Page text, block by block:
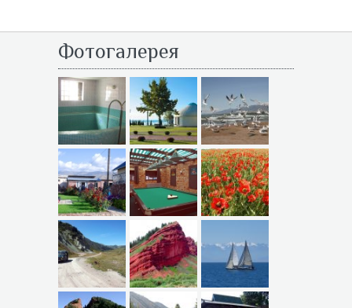
Фотогалерея